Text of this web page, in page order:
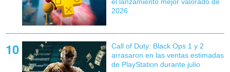
2026
Call of Duty: Black Ops 1 y 2
arrasaron en las ventas estimadas
de PlayStation durante julio